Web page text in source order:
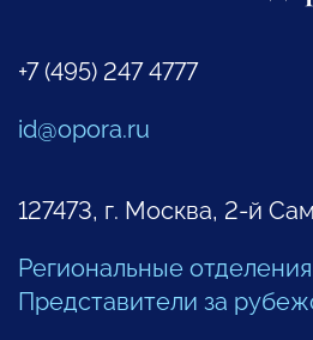
+7 (495) 247 4777
id@opora.ru
127473, г. Москва, 2-й
Региональные отделения
Представители за